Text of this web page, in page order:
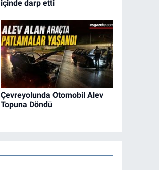
içinde darp etti
Çevreyolunda Otomobil Alev
Topuna Döndü